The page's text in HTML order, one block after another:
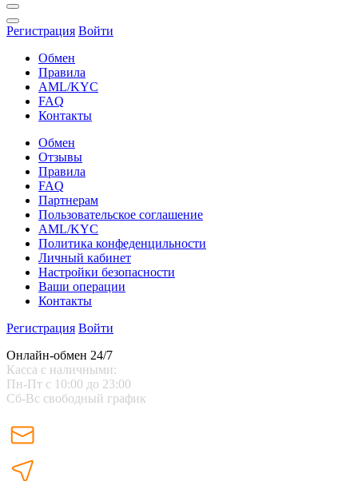
Регистрация Войти
Обмен
Правила
AML/KYC
FAQ
Контакты
Обмен
Отзывы
Правила
FAQ
Партнерам
Пользовательское соглашение
AML/KYC
Политика конфеденцильности
Личный кабинет
Настройки безопасности
Ваши операции
Контакты
Регистрация Войти
Онлайн-обмен 24/7
Касса с наличными:
Пн-Пт с 10:00 до 23:00
Сб-Вс свободный график